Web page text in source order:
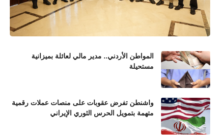
المواطن الأردني.. مدير مالي لعائلة بميزانية
مستحيلة
واشنطن تفرض عقوبات على منصات عملات رقمية
متهمة بتمويل الحرس الثوري الإيراني